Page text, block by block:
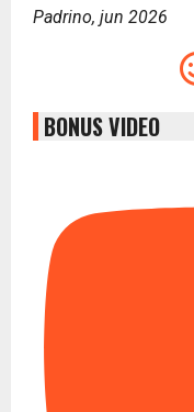
Padrino, jun 2026
BONUS VIDEO